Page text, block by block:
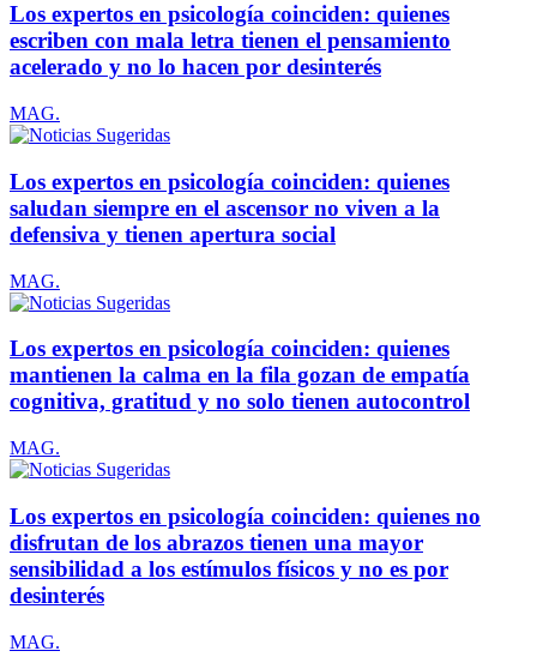
Los expertos en psicología coinciden: quienes
escriben con mala letra tienen el pensamiento
acelerado y no lo hacen por desinterés
MAG.
Los expertos en psicología coinciden: quienes
saludan siempre en el ascensor no viven a la
defensiva y tienen apertura social
MAG.
Los expertos en psicología coinciden: quienes
mantienen la calma en la fila gozan de empatía
cognitiva, gratitud y no solo tienen autocontrol
MAG.
Los expertos en psicología coinciden: quienes no
disfrutan de los abrazos tienen una mayor
sensibilidad a los estímulos físicos y no es por
desinterés
MAG.